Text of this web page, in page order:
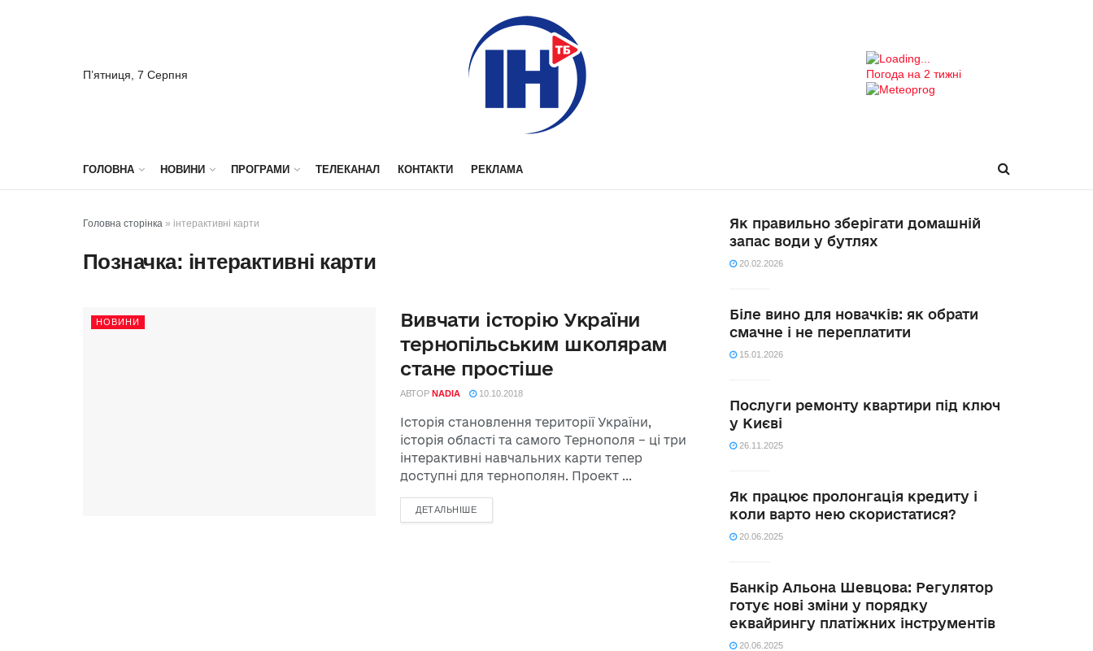
П’ятниця, 7 Серпня Погода на 2 тижні
ГОЛОВНА НОВИНИ ПРОГРАМИ ТЕЛЕКАНАЛ КОНТАКТИ РЕКЛАМА
Головна сторінка » інтерактивні карти
Позначка: інтерактивні карти
НОВИНИ
Вивчати історію України
тернопільським школярам
стане простіше
АВТОР NADIA 10.10.2018
Історія становлення території України,
історія області та самого Тернополя – ці три
інтерактивні навчальних карти тепер
доступні для тернополян. Проект ...
ДЕТАЛЬНІШЕ
Як правильно зберігати домашній
запас води у бутлях
20.02.2026
Біле вино для новачків: як обрати
смачне і не переплатити
15.01.2026
Послуги ремонту квартири під ключ
у Києві
26.11.2025
Як працює пролонгація кредиту і
коли варто нею скористатися?
20.06.2025
Банкір Альона Шевцова: Регулятор
готує нові зміни у порядку
еквайрингу платіжних інструментів
20.06.2025